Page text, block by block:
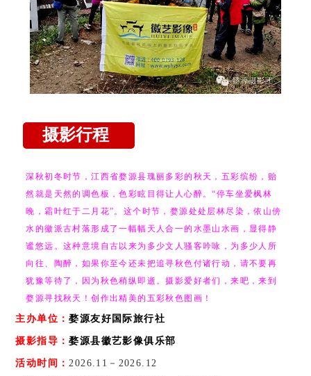
摄影行程
（提示：以
下行程及出
团时间仅供
参考，最终
出行时间与
价格请以合
同为准。如
有疑问请联
系客服：
18079312608。）
深秋初冬时节，江西省婺源县瑰丽多彩的秋天，五彩缤纷，贻
然就是天然的调色板，色彩眩目得让人心醉。“停车坐爱枫林
晚，霜叶红于二月花”。这个时节，婺源处处层林尽染，依山傍
水的徽派古村落形成了一幅幅天人合一的水墨山水画，显得静
谧悠远。这种意境自古以来为多少文人骚客吟咏，为多少人所
向往、陶醉，如果你至今还未把追寻秋色付诸行动，请不要再
犹豫等待了，因为秋色稍纵即逝。摄影爱好者们，来吧，来到
婺源寻找秋天！创作出精美的五彩秋色图画！
主办单位：婺源友好国际旅行社
摄影指导：婺源县徽艺影像俱乐部
活动时间：2026.11－2026.12